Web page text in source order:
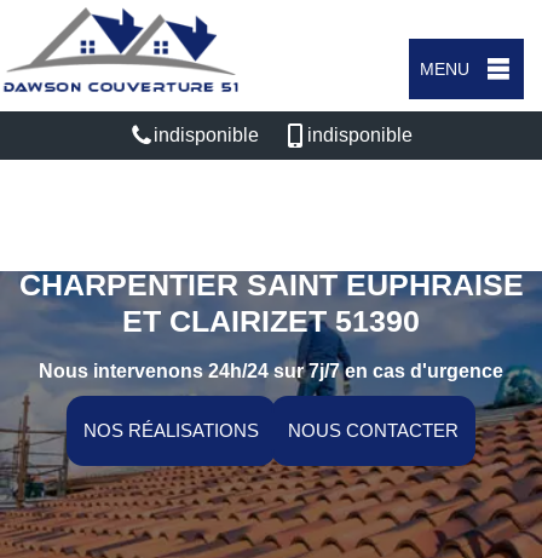
MENU
indisponible indisponible
CHARPENTIER SAINT EUPHRAISE
ET CLAIRIZET 51390
Nous intervenons 24h/24 sur 7j/7 en cas d'urgence
NOS RÉALISATIONS NOUS CONTACTER